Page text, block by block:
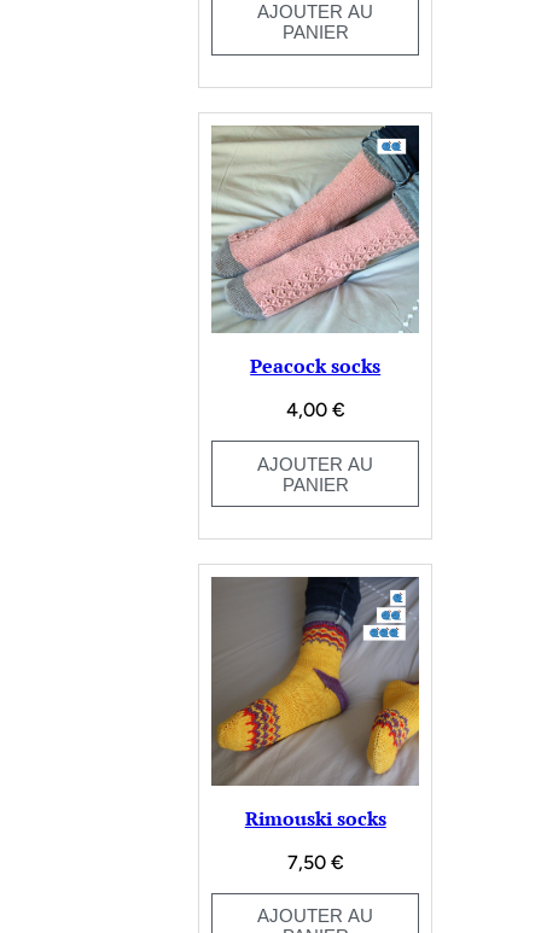
AJOUTER AU
PANIER
Peacock socks
4,00 €
AJOUTER AU
PANIER
Rimouski socks
7,50 €
AJOUTER AU